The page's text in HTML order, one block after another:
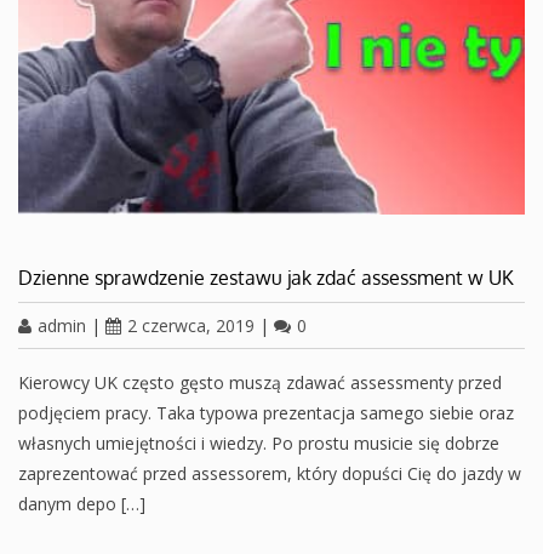
Dzienne sprawdzenie zestawu jak zdać assessment w UK
admin | 2 czerwca, 2019 | 0
Kierowcy UK często gęsto muszą zdawać assessmenty przed
podjęciem pracy. Taka typowa prezentacja samego siebie oraz
własnych umiejętności i wiedzy. Po prostu musicie się dobrze
zaprezentować przed assessorem, który dopuści Cię do jazdy w
danym depo […]